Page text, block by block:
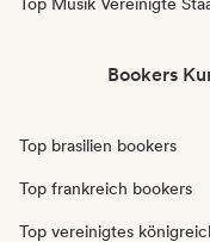
Bookers
Top brasilien bookers
Top frankreich bookers
Top vereinigtes